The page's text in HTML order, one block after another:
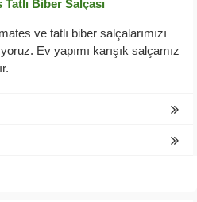
Tatlı Biber Salçası
ve tatlı biber salçalarımızı
Ev yapımı karışık salçamız